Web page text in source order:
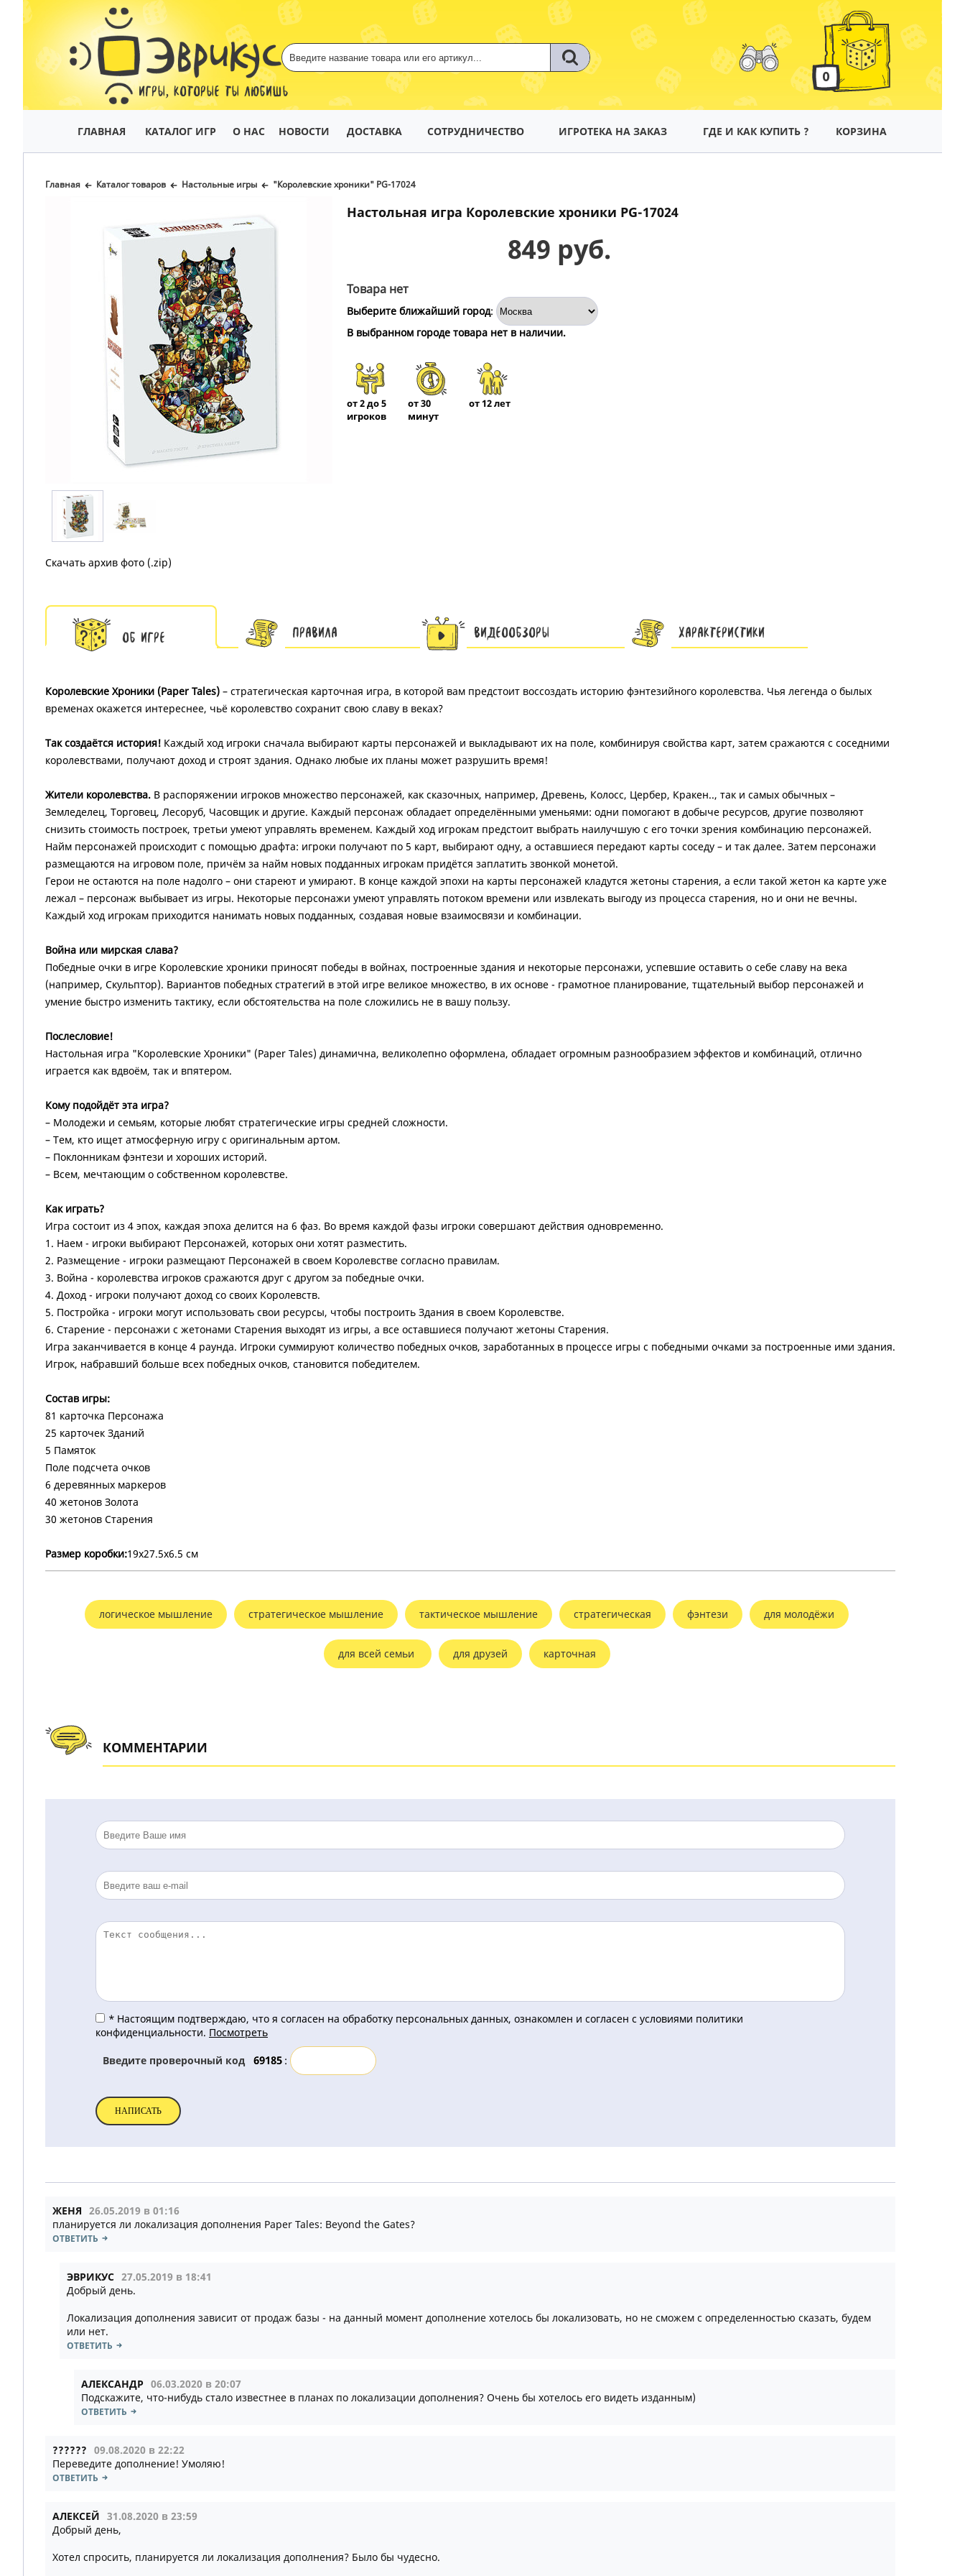
ИГРЫ, КОТОРЫЕ ТЫ ЛЮБИШЬ
0
ГЛАВНАЯ КАТАЛОГ ИГР О НАС НОВОСТИ ДОСТАВКА СОТРУДНИЧЕСТВО ИГРОТЕКА НА ЗАКАЗ ГДЕ И КАК КУПИТЬ ? КОРЗИНА
Главная Каталог товаров Настольные игры "Королевские хроники" PG-17024
Скачать архив фото (.zip)
Настольная игра Королевские хроники PG-17024
849 руб.
Товара нет
Выберите ближайший город:
В выбранном городе товара нет в наличии.
от 2 до 5
игроков
от 30
минут
от 12 лет
Об игре Правила Видеообзоры Характеристики
Королевские Хроники (Paper Tales) – стратегическая карточная игра, в которой вам предстоит воссоздать историю фэнтезийного королевства. Чья легенда о былых
временах окажется интереснее, чьё королевство сохранит свою славу в веках?
Так создаётся история! Каждый ход игроки сначала выбирают карты персонажей и выкладывают их на поле, комбинируя свойства карт, затем сражаются с соседними
королевствами, получают доход и строят здания. Однако любые их планы может разрушить время!
Жители королевства. В распоряжении игроков множество персонажей, как сказочных, например, Древень, Колосс, Цербер, Кракен.., так и самых обычных –
Земледелец, Торговец, Лесоруб, Часовщик и другие. Каждый персонаж обладает определёнными уменьями: одни помогают в добыче ресурсов, другие позволяют
снизить стоимость построек, третьи умеют управлять временем. Каждый ход игрокам предстоит выбрать наилучшую с его точки зрения комбинацию персонажей.
Найм персонажей происходит с помощью драфта: игроки получают по 5 карт, выбирают одну, а оставшиеся передают карты соседу – и так далее. Затем персонажи
размещаются на игровом поле, причём за найм новых подданных игрокам придётся заплатить звонкой монетой.
Герои не остаются на поле надолго – они стареют и умирают. В конце каждой эпохи на карты персонажей кладутся жетоны старения, а если такой жетон ка карте уже
лежал – персонаж выбывает из игры. Некоторые персонажи умеют управлять потоком времени или извлекать выгоду из процесса старения, но и они не вечны.
Каждый ход игрокам приходится нанимать новых подданных, создавая новые взаимосвязи и комбинации.
Война или мирская слава?
Победные очки в игре Королевские хроники приносят победы в войнах, построенные здания и некоторые персонажи, успевшие оставить о себе славу на века
(например, Скульптор). Вариантов победных стратегий в этой игре великое множество, в их основе - грамотное планирование, тщательный выбор персонажей и
умение быстро изменить тактику, если обстоятельства на поле сложились не в вашу пользу.
Послесловие!
Настольная игра "Королевские Хроники" (Paper Tales) динамична, великолепно оформлена, обладает огромным разнообразием эффектов и комбинаций, отлично
играется как вдвоём, так и впятером.
Кому подойдёт эта игра?
– Молодежи и семьям, которые любят стратегические игры средней сложности.
– Тем, кто ищет атмосферную игру с оригинальным артом.
– Поклонникам фэнтези и хороших историй.
– Всем, мечтающим о собственном королевстве.
Как играть?
Игра состоит из 4 эпох, каждая эпоха делится на 6 фаз. Во время каждой фазы игроки совершают действия одновременно.
1. Наем - игроки выбирают Персонажей, которых они хотят разместить.
2. Размещение - игроки размещают Персонажей в своем Королевстве согласно правилам.
3. Война - королевства игроков сражаются друг с другом за победные очки.
4. Доход - игроки получают доход со своих Королевств.
5. Постройка - игроки могут использовать свои ресурсы, чтобы построить Здания в своем Королевстве.
6. Старение - персонажи с жетонами Старения выходят из игры, а все оставшиеся получают жетоны Старения.
Игра заканчивается в конце 4 раунда. Игроки суммируют количество победных очков, заработанных в процессе игры с победными очками за построенные ими здания.
Игрок, набравший больше всех победных очков, становится победителем.
Состав игры:
81 карточка Персонажа
25 карточек Зданий
5 Памяток
Поле подсчета очков
6 деревянных маркеров
40 жетонов Золота
30 жетонов Старения
Размер коробки:19х27.5х6.5 см
логическое мышление стратегическое мышление тактическое мышление стратегическая фэнтези для молодёжи
для всей семьи для друзей карточная
КОММЕНТАРИИ
* Настоящим подтверждаю, что я согласен на обработку персональных данных, ознакомлен и согласен с условиями политики
конфиденциальности. Посмотреть
Введите проверочный код :
ЖЕНЯ 26.05.2019 в 01:16
планируется ли локализация дополнения Paper Tales: Beyond the Gates?
ОТВЕТИТЬ
ЭВРИКУС 27.05.2019 в 18:41
Добрый день.
Локализация дополнения зависит от продаж базы - на данный момент дополнение хотелось бы локализовать, но не сможем с определенностью сказать, будем
или нет.
ОТВЕТИТЬ
АЛЕКСАНДР 06.03.2020 в 20:07
Подскажите, что-нибудь стало известнее в планах по локализации дополнения? Очень бы хотелось его видеть изданным)
ОТВЕТИТЬ
?????? 09.08.2020 в 22:22
Переведите дополнение! Умоляю!
ОТВЕТИТЬ
АЛЕКСЕЙ 31.08.2020 в 23:59
Добрый день,
Хотел спросить, планируется ли локализация дополнения? Было бы чудесно.